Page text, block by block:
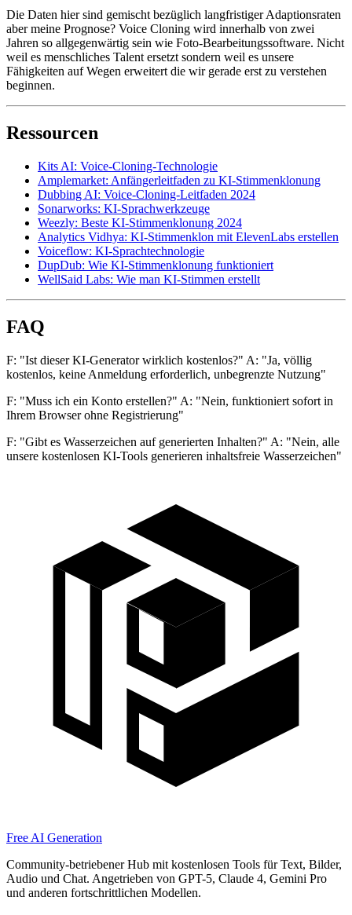
Die Daten hier sind gemischt bezüglich langfristiger Adaptionsraten
aber meine Prognose? Voice Cloning wird innerhalb von zwei
Jahren so allgegenwärtig sein wie Foto-Bearbeitungssoftware. Nicht
weil es menschliches Talent ersetzt sondern weil es unsere
Fähigkeiten auf Wegen erweitert die wir gerade erst zu verstehen
beginnen.
Ressourcen
Kits AI: Voice-Cloning-Technologie
Amplemarket: Anfängerleitfaden zu KI-Stimmenklonung
Dubbing AI: Voice-Cloning-Leitfaden 2024
Sonarworks: KI-Sprachwerkzeuge
Weezly: Beste KI-Stimmenklonung 2024
Analytics Vidhya: KI-Stimmenklon mit ElevenLabs erstellen
Voiceflow: KI-Sprachtechnologie
DupDub: Wie KI-Stimmenklonung funktioniert
WellSaid Labs: Wie man KI-Stimmen erstellt
FAQ
F: "Ist dieser KI-Generator wirklich kostenlos?" A: "Ja, völlig
kostenlos, keine Anmeldung erforderlich, unbegrenzte Nutzung"
F: "Muss ich ein Konto erstellen?" A: "Nein, funktioniert sofort in
Ihrem Browser ohne Registrierung"
F: "Gibt es Wasserzeichen auf generierten Inhalten?" A: "Nein, alle
unsere kostenlosen KI-Tools generieren inhaltsfreie Wasserzeichen"
Free AI Generation
Community-betriebener Hub mit kostenlosen Tools für Text, Bilder,
Audio und Chat. Angetrieben von GPT-5, Claude 4, Gemini Pro
und anderen fortschrittlichen Modellen.